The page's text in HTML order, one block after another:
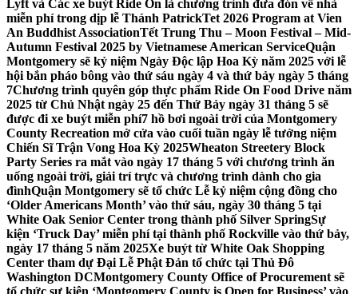
Lyft và Các xe buýt Ride On là chương trình đưa đón về nhà
miễn phí trong dịp lễ Thánh PatrickTet 2026 Program at Vien
An Buddhist AssociationTết Trung Thu – Moon Festival – Mid-
Autumn Festival 2025 by Vietnamese American ServiceQuận
Montgomery sẽ kỷ niệm Ngày Độc lập Hoa Kỳ năm 2025 với lễ
hội bắn pháo bông vào thứ sáu ngày 4 và thứ bảy ngày 5 tháng
7Chương trình quyên góp thực phẩm Ride On Food Drive năm
2025 từ Chủ Nhật ngày 25 đến Thứ Bảy ngày 31 tháng 5 sẽ
được đi xe buýt miễn phí7 hồ bơi ngoài trời của Montgomery
County Recreation mở cửa vào cuối tuần ngày lễ tưởng niệm
Chiến Sĩ Trận Vong Hoa Kỳ 2025Wheaton Streetery Block
Party Series ra mắt vào ngày 17 tháng 5 với chương trình ăn
uống ngoài trời, giải trí trực và chương trình dành cho gia
đìnhQuận Montgomery sẽ tổ chức Lễ kỷ niệm cộng đồng cho
‘Older Americans Month’ vào thứ sáu, ngày 30 tháng 5 tại
White Oak Senior Center trong thành phố Silver SpringSự
kiện ‘Truck Day’ miễn phí tại thành phố Rockville vào thứ bảy,
ngày 17 tháng 5 năm 2025Xe buýt từ White Oak Shopping
Center tham dự Đại Lễ Phật Đản tổ chức tại Thủ Đô
Washington DCMontgomery County Office of Procurement sẽ